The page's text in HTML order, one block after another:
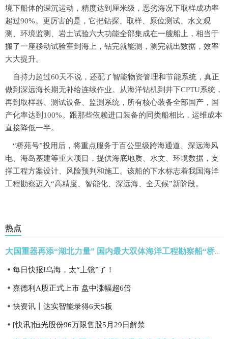
境下船体的深沉运动，精度达到厘米级，恶劣海况下取样成功率
超过90%。更厉害的是，它把钻探、取样、原位测试、水文观
测、环境监测、岩土试验六大功能全部集成在一艘船上，相当于
搬了一座移动试验室到海上，钻完就能测，测完就出数据，效率
大大提升。
自持力超过60天不说，还配了智能物资管理和节能系统，真正
做到深远海长期无补给连续作业。从海洋钻机到井下CPTU系统，
再到取样器、测试设备、监测系统，所有核心装备全部国产，国
产化率达到100%。跟那些依赖进口装备的同类船相比，运维成本
直接降低一半。
“桥苑号”投用后，将重点服务于百公里级跨海通道、深远海风
电、海岛基建等重大项目，提供海底地质、水文、环境数据，支
撑工程方案设计、风险预判和施工。该船的下水标志着我国海洋
工程勘察迈入“高精度、智能化、深远海、全天候”新阶段。
热点
每日快报!乌海，太“上镜”了！
嘉德利A股正式上市 盘中涨幅超6倍
快资讯丨达实智能录得6天5板
[快讯]恒光股份96万限售股5月29日解禁